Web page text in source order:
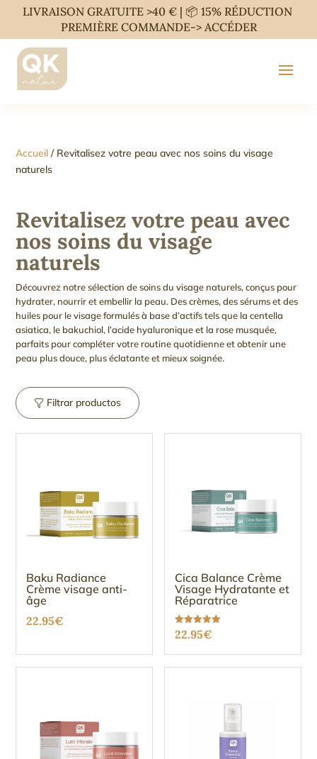
LIVRAISON GRATUITE >40 € | 📦 15% RÉDUCTION
PREMIÈRE COMMANDE-> ACCÉDER
Accueil / Revitalisez votre peau avec nos soins du visage
naturels
Revitalisez votre peau avec
nos soins du visage
naturels
Découvrez notre sélection de soins du visage naturels, conçus pour
hydrater, nourrir et embellir la peau. Des crèmes, des sérums et des
huiles pour le visage formulés à base d’actifs tels que la centella
asiatica, le bakuchiol, l’acide hyaluronique et la rose musquée,
parfaits pour compléter votre routine quotidienne et obtenir une
peau plus douce, plus éclatante et mieux soignée.
Filtrar productos
Baku Radiance
Crème visage anti-
âge
22.95€
Cica Balance Crème
Visage Hydratante et
Réparatrice
Note
5.00
22.95€